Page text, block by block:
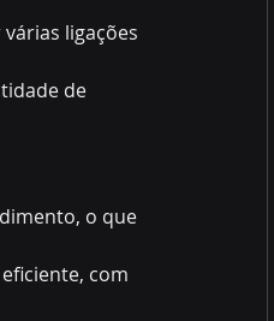
ligações
de
o que
com